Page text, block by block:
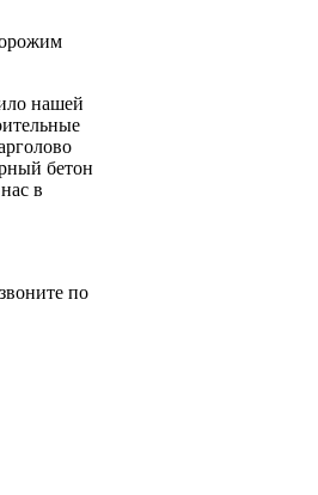
нашей
бетон
в
по